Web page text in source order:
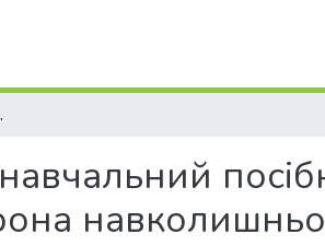
середовища»